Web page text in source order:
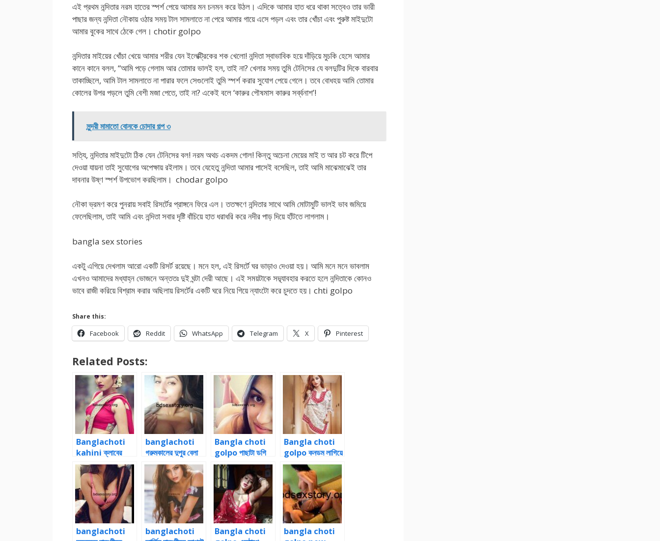
এই প্রথম নন্দিতার নরম হাতের স্পর্শ পেয়ে আমার মন চনমন করে উঠল। এদিকে আমার হাত ধরে থাকা সত্বেও তার ভারী
পাছার জন্য নন্দিতা নৌকায় ওঠার সময় টাল সামলাতে না পেরে আমার গায়ে এসে পড়ল এবং তার খোঁচা এবং পুরুষ্ট মাইদুটো
আমার বুকের সাথে ঠেকে গেল। chotir golpo
নন্দিতার মাইয়ের খোঁচা খেয়ে আমার শরীর যেন ইলেক্ট্রিকের শক খেলো! নন্দিতা স্বাভাবিক হয়ে দাঁড়িয়ে মুচকি হেসে আমার
কানে কানে বলল, “আমি পড়ে গেলাম আর তোমার ভালই হল, তাই না? খেলার সময় তুমি টেনিসের যে বলদুটির দিকে বারবার
তাকাচ্ছিলে, আমি টাল সামলাতে না পারার ফলে সেগুলোই তুমি স্পর্শ করার সুযোগ পেয়ে গেলে। তবে বোধহয় আমি তোমার
কোলের উপর পড়লে তুমি বেশী মজা পেতে, তাই না? একেই বলে ‘কারুর পৌষমাস কারুর সর্ব্বনাশ’!
সুন্দরী মামাতো বোনকে চোদার গল্প ৩
সত্যি, নন্দিতার মাইদুটো ঠিক যেন টেনিসের বল! নরম অথচ একদম গোল! কিন্তু অচেনা মেয়ের মাই ত আর চট করে টিপে
দেওয়া যায়না তাই সুযোগের অপেক্ষায় রইলাম। তবে যেহেতু নন্দিতা আমার পাসেই বসেছিল, তাই আমি মাঝেমাঝেই তার
দাবনার উষ্ণ স্পর্শ উপভোগ করছিলাম। chodar golpo
নৌকা ভ্রমণ করে পুনরায় সবাই রিসর্টের প্রাঙ্গনে ফিরে এল। ততক্ষণে নন্দিতার সাথে আমি মোটামুটি ভালই ভাব জমিয়ে
ফেলেছিলাম, তাই আমি এবং নন্দিতা সবার দৃষ্টি বাঁচিয়ে হাত ধরাধরি করে নদীর পাড় দিয়ে হাঁটতে লাগলাম।
bangla sex stories
একটু এগিয়ে দেখলাম আরো একটি রিসর্ট রয়েছে। মনে হল, এই রিসর্টে ঘর ভাড়াও দেওয়া হয়। আমি মনে মনে ভাবলাম
এখনও আমাদের মধ্যাহ্ন ভোজনে অন্ততঃ দুই ঘন্টা দেরী আছে। এই সময়টাকে সদ্ব্যাবহার করতে হলে নন্দিতাকে কোনও
ভাবে রাজী করিয়ে বিশ্রাম করার অছিলায় রিসর্টের একটি ঘরে নিয়ে গিয়ে ন্যাংটো করে চুদতে হয়। chti golpo
Share this:
Facebook Reddit WhatsApp Telegram X Pinterest
Related Posts:
Banglachoti
kahini ক্লাবের
পিকনিকে রিসর্টে নন্দিতার
পাছা মারার কাহিনী- ২
banglachoti
গরুমকালের দুপুর বেলা
গার্লফ্রেন্ডকে পুরো
ল্যাংটো করে
Bangla choti
golpo পাছাটা ডগি
পজিশনে নিয়ে পচ করে
ঢুকিয়ে দিলাম
Bangla choti
golpo কনডম লাগিয়ে
সুন্দরী বান্ধবী আয়েশাকে
চোদার গল্প
banglachoti
banglachoti
Bangla choti
bangla choti